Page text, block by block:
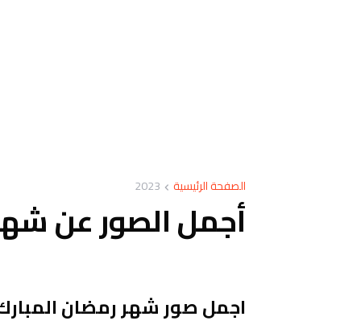
الصفحة الرئيسية 2023
أجمل الصور عن شهر
اجمل صور شهر رمضان